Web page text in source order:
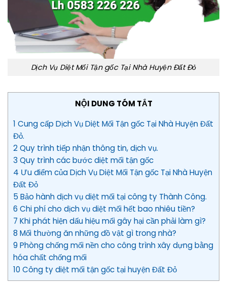
Dịch Vụ Diệt Mối Tận gốc Tại Nhà Huyện Đất Đỏ
NỘI DUNG TÓM TẮT
1 Cung cấp Dịch Vụ Diệt Mối Tận gốc Tại Nhà Huyện Đất
Đỏ.
2 Quy trình tiếp nhận thông tin, dịch vụ.
3 Quy trình các bước diệt mối tận gốc
4 Ưu điểm của Dịch Vụ Diệt Mối Tận gốc Tại Nhà Huyện
Đất Đỏ
5 Bảo hành dịch vụ diệt mối tại công ty Thành Công.
6 Chi phí cho dịch vụ diệt mối hết bao nhiêu tiền?
7 Khi phát hiện dấu hiệu mối gây hại cần phải làm gì?
8 Mối thường ăn những đồ vật gì trong nhà?
9 Phòng chống mối nền cho công trình xây dựng bằng
hóa chất chống mối
10 Công ty diệt mối tận gốc tại huyện Đất Đỏ